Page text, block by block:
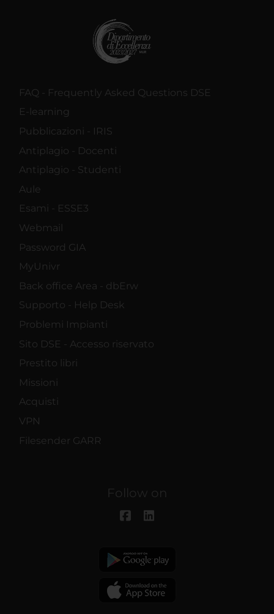
FAQ - Frequently Asked Questions DSE
E-learning
Pubblicazioni - IRIS
Antiplagio - Docenti
Antiplagio - Studenti
Aule
Esami - ESSE3
Webmail
Password GIA
MyUnivr
Back office Area - dbErw
Supporto - Help Desk
Problemi Impianti
Sito DSE - Accesso riservato
Prestito libri
Missioni
Acquisti
VPN
Filesender GARR
Follow on